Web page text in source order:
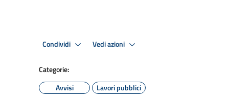
Condividi Vedi azioni
Categorie:
Avvisi
Lavori pubblici